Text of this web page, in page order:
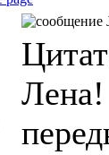
Лена!